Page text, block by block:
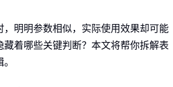
，明明参数相似，实际使用效果却可能
着哪些关键判断？本文将帮你拆解表